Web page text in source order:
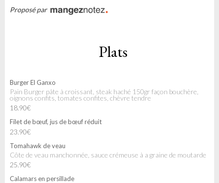
Proposé par
Plats
Burger El Ganxo
Pain Burger pâte à croissant, steak haché 150gr façon bouchère,
oignons confits, tomates confites, chèvre tendre
18.90€
Filet de bœuf, jus de bœuf réduit
23.90€
Tomahawk de veau
Côte de veau manchonnée, sauce crémeuse à a graine de moutarde
25.90€
Calamars en persillade